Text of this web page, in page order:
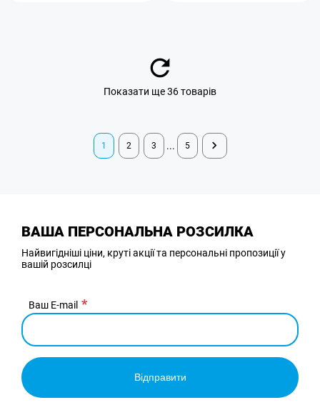
Показати ще 36 товарів
1 2 3 ... 5
ВАША ПЕРСОНАЛЬНА РОЗСИЛКА
Найвигідніші ціни, круті акції та персональні пропозиції у
вашій розсилці
Ваш E-mail
Відправити